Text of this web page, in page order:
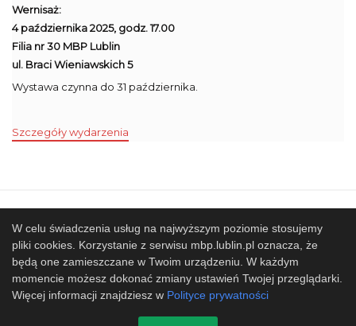
Wernisaż:
4 października 2025, godz. 17.00
Filia nr 30 MBP Lublin
ul. Braci Wieniawskich 5
Wystawa czynna do 31 października.
Szczegóły wydarzenia
Współpracujemy
© 2017 Miejska Biblioteka Publiczna im. Hieronima
Łopacińskiego w Lublinie
Projekt i wykonanieDesign-Joomla.pl
W celu świadczenia usług na najwyższym poziomie stosujemy
pliki cookies. Korzystanie z serwisu mbp.lublin.pl oznacza, że
będą one zamieszczane w Twoim urządzeniu. W każdym
momencie możesz dokonać zmiany ustawień Twojej przeglądarki.
Więcej informacji znajdziesz w Polityce prywatności